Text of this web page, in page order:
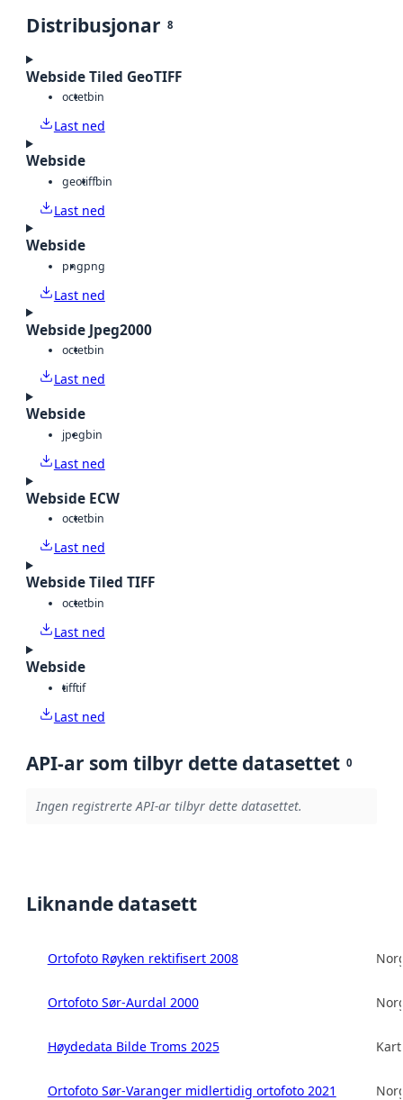
Distribusjonar 8
Webside Tiled GeoTIFF
octetbin
Last ned
Webside
geotiffbin
Last ned
Webside
pngpng
Last ned
Webside Jpeg2000
octetbin
Last ned
Webside
jpegbin
Last ned
Webside ECW
octetbin
Last ned
Webside Tiled TIFF
octetbin
Last ned
Webside
tifftif
Last ned
API-ar som tilbyr dette datasettet 0
Ingen registrerte API-ar tilbyr dette datasettet.
Liknande datasett
Ortofoto Røyken rektifisert 2008
Ortofoto Sør-Aurdal 2000
Høydedata Bilde Troms 2025
Ortofoto Sør-Varanger midlertidig ortofoto 2021